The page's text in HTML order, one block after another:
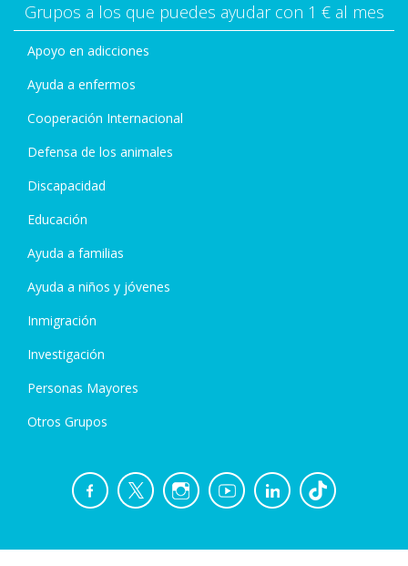
Grupos a los que puedes ayudar con 1 € al mes
Apoyo en adicciones
Ayuda a enfermos
Cooperación Internacional
Defensa de los animales
Discapacidad
Educación
Ayuda a familias
Ayuda a niños y jóvenes
Inmigración
Investigación
Personas Mayores
Otros Grupos